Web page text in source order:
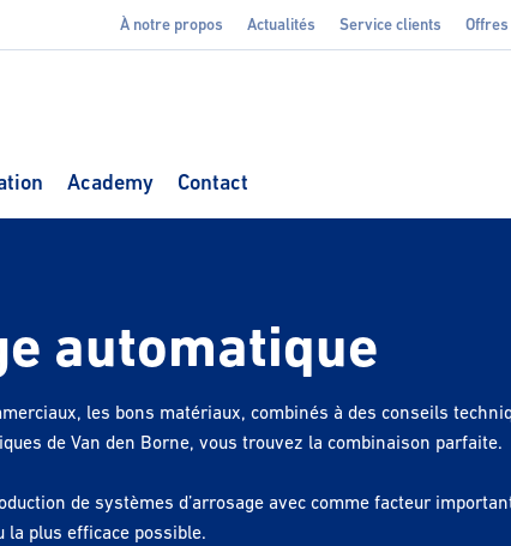
À notre propos Actualités Service clients Offres
Academy Contact
automatique
les bons matériaux, combinés à des conseils
de Van den Borne, vous trouvez la combinaison parfaite.
de systèmes d’arrosage avec comme facteur
la plus efficace possible.